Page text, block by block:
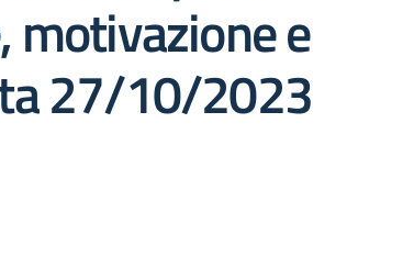
motivazione e
27/10/2023